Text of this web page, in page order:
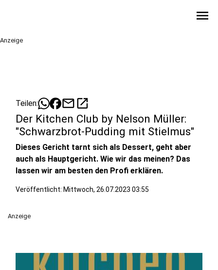
menu
Anzeige
Teilen: mailopen_in_new
Der Kitchen Club by Nelson Müller:
"Schwarzbrot-Pudding mit Stielmus"
Dieses Gericht tarnt sich als Dessert, geht aber
auch als Hauptgericht. Wie wir das meinen? Das
lassen wir am besten den Profi erklären.
Veröffentlicht: Mittwoch, 26.07.2023 03:55
Anzeige